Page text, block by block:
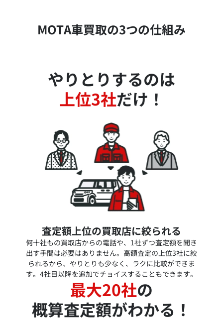
MOTA車買取の3つの仕組み
やりとりするのは
上位3社だけ！
査定額上位の買取店に絞られる
何十社もの買取店からの電話や、1社ずつ査定額を聞き
出す手間は必要はありません。高額査定の上位3社に絞
られるから、やりとりも少なく、ラクに比較ができま
す。4社目以降を追加でチョイスすることもできます。
最大20社の
概算査定額がわかる！